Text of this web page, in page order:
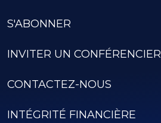
S'ABONNER
INVITER UN CONFÉRENCIER
CONTACTEZ-NOUS
INTÉGRITÉ FINANCIÈRE